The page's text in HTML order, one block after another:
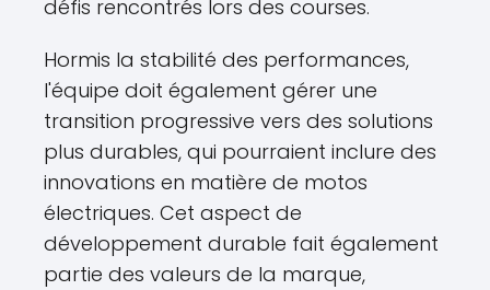
défis rencontrés lors des courses.
Hormis la stabilité des performances,
l'équipe doit également gérer une
transition progressive vers des solutions
plus durables, qui pourraient inclure des
innovations en matière de motos
électriques. Cet aspect de
développement durable fait également
partie des valeurs de la marque,